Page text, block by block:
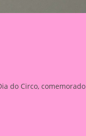
do Circo, comemorado